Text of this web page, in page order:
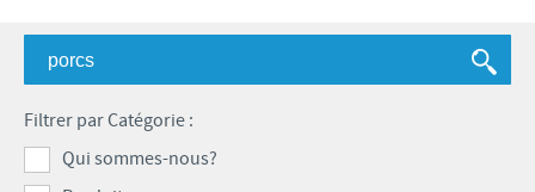
Recherche et développement
Production
Porcs
Importance de la responsabilité
Programmes de soutien
ACTUALITÉS
Actualités internationales
Actualités au sein du Benelux
OFFRES D'EMPLOI
Filtrer par Catégorie :
Qui sommes-nous?